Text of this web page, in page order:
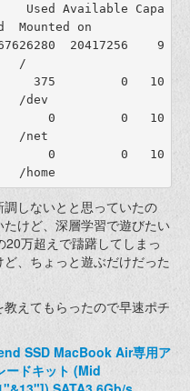
Used Available Capa
on
20417256    9
/
375         0   10
/dev
0         0   10
/net
0         0   10
しないとと思っていたの
けど、深層学習で遊びたい
20万超えで躊躇してしまっ
、ちょっと遊ぶだけだった
えてもらったので早速ポチ
SSD MacBook Air専用ア
ードキット (Mid